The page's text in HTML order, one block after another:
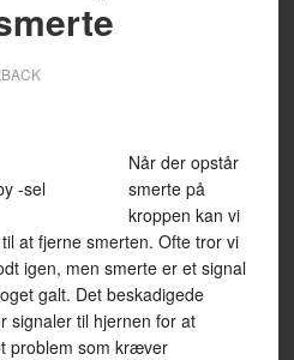
-sel
Når der opstår
smerte på
kroppen kan vi
at fjerne smerten. Ofte tror vi
igen, men smerte er et signal
galt. Det beskadigede
signaler til hjernen for at
problem som kræver